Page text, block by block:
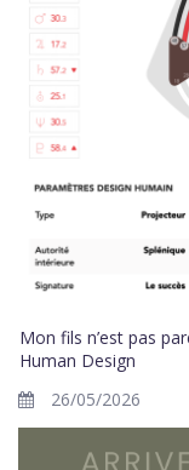
Mon fils n’est pas
Human Design
26/05/2026